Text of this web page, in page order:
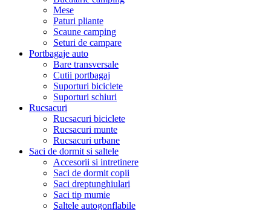
Mese
Paturi pliante
Scaune camping
Seturi de campare
Portbagaje auto
Bare transversale
Cutii portbagaj
Suporturi biciclete
Suporturi schiuri
Rucsacuri
Rucsacuri biciclete
Rucsacuri munte
Rucsacuri urbane
Saci de dormit si saltele
Accesorii si intretinere
Saci de dormit copii
Saci dreptunghiulari
Saci tip mumie
Saltele autogonflabile